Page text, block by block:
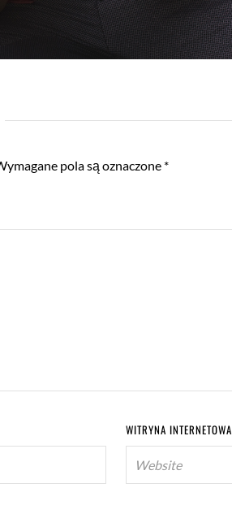
pola są oznaczone *
WITRYNA INTERNETOWA